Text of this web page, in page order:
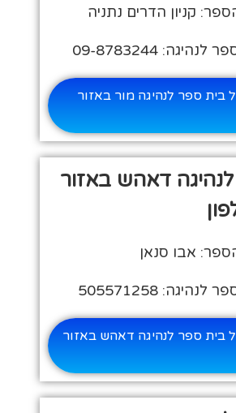
קניון הדרים נתניה
09-8783244
ספר לנהיגה מור באזור
דאהש באזור
אבו סנאן
505571258
ספר לנהיגה דאהש באזור